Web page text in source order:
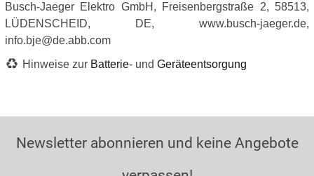
Busch-Jaeger Elektro GmbH, Freisenbergstraße 2, 58513,
LÜDENSCHEID, DE, www.busch-jaeger.de,
info.bje@de.abb.com
Hinweise zur Batterie- und Geräteentsorgung
Newsletter abonnieren und keine Angebote